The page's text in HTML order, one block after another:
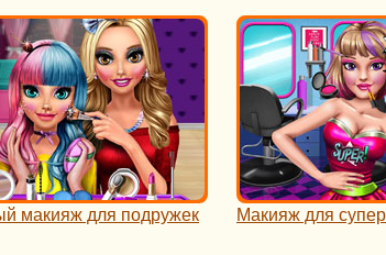
макияж для подружек Макияж для